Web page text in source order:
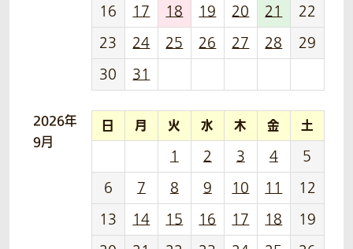
16
17 18 19 20 21
22
23
24 25 26 27 28
29
30
31
2026年
9月
日 月 火 水 木 金 土
1 2 3 4
5
6
7 8 9 10 11
12
13
14 15 16 17 18
19